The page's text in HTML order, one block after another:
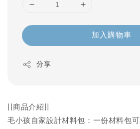
加入購物車
分享
||商品介紹||
毛小孩自家設計材料包：一份材料包